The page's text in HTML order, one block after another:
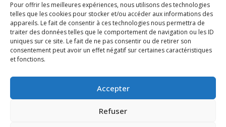
Pour offrir les meilleures expériences, nous utilisons des technologies
telles que les cookies pour stocker et/ou accéder aux informations des
appareils. Le fait de consentir à ces technologies nous permettra de
traiter des données telles que le comportement de navigation ou les ID
uniques sur ce site. Le fait de ne pas consentir ou de retirer son
consentement peut avoir un effet négatif sur certaines caractéristiques
et fonctions.
Accepter
Refuser
Niémen - 13397 MARSEILLE CEDEX